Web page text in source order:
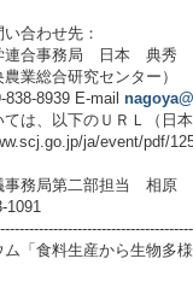
合わせ先：
合事務局 日本 典秀
農業総合研究センター）
8939 E-mail
以下のＵＲＬ（日本
ja/event/pdf/
務局第二部担当 相原
「食料生産から生物多